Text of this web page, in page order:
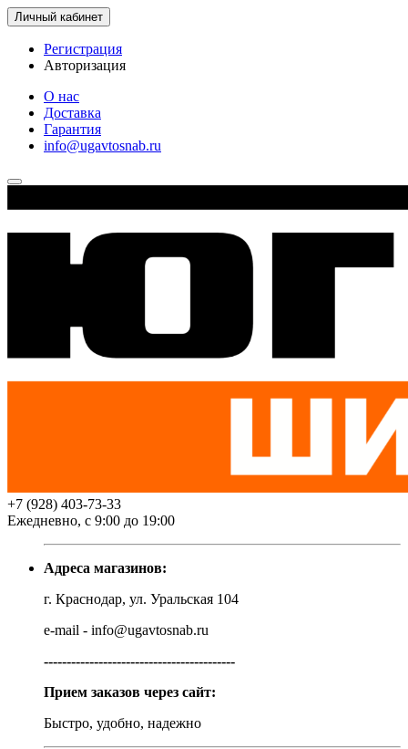
Личный кабинет
Регистрация
Авторизация
О нас
Доставка
Гарантия
info@ugavtosnab.ru
+7 (928) 403-73-33
Ежедневно, с 9:00 до 19:00
Адреса магазинов:
г. Краснодар, ул. Уральская 104
e-mail - info@ugavtosnab.ru
------------------------------------------
Прием заказов через сайт:
Быстро, удобно, надежно